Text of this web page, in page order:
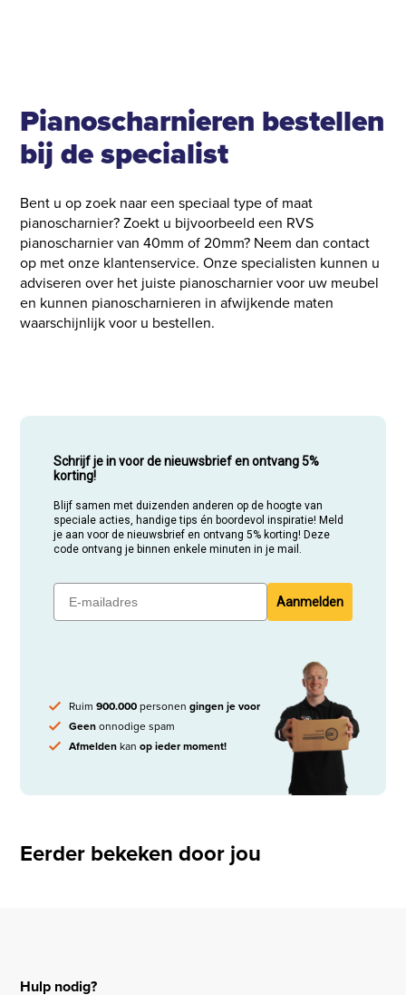
Pianoscharnieren bestellen
bij de specialist
Bent u op zoek naar een speciaal type of maat
pianoscharnier? Zoekt u bijvoorbeeld een RVS
pianoscharnier van 40mm of 20mm? Neem dan contact
op met onze klantenservice. Onze specialisten kunnen u
adviseren over het juiste pianoscharnier voor uw meubel
en kunnen pianoscharnieren in afwijkende maten
waarschijnlijk voor u bestellen.
Schrijf je in voor de nieuwsbrief en ontvang 5%
korting!
Blijf samen met duizenden anderen op de hoogte van
speciale acties, handige tips én boordevol inspiratie! Meld
je aan voor de nieuwsbrief en ontvang 5% korting! Deze
code ontvang je binnen enkele minuten in je mail.
Aanmelden
Ruim900.000personengingen je voor
Geenonnodige spam
Afmeldenkanop ieder moment!
Eerder bekeken door jou
Hulp nodig?